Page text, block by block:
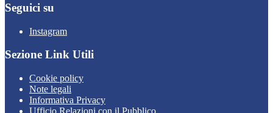
Seguici su
Instagram
Sezione Link Utili
Cookie policy
Note legali
Informativa Privacy